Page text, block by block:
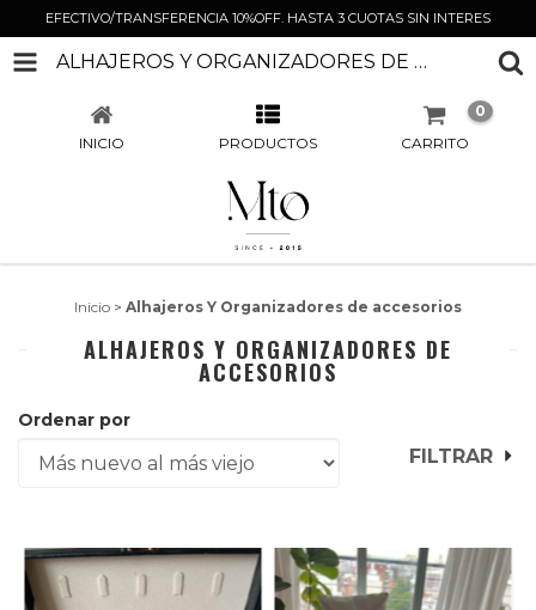
EFECTIVO/TRANSFERENCIA 10%OFF. HASTA 3 CUOTAS SIN INTERES
ALHAJEROS Y ORGANIZADORES DE ACCESORIOS
INICIO PRODUCTOS CARRITO
0
Inicio > Alhajeros Y Organizadores de accesorios
ALHAJEROS Y ORGANIZADORES DE
ACCESORIOS
Ordenar por
FILTRAR